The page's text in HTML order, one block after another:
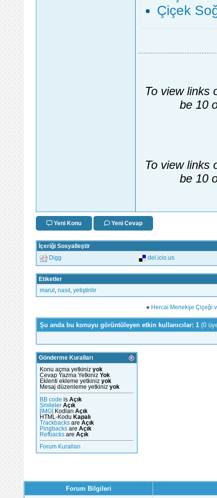
Çiçek
To view links
be 10
To view links
be 10
Yeni Konu Yeni Cevap
İçeriği Sosyalleştir
Digg del.icio.us
Etiketler
marul
nasıl yetiştirilir
« Hercai Menekşe Çiçeği
Şu anda bu konuyu görüntüleyen etkin kullanıcılar: 1 (0
Gönderme Kuralları
Konu açma yetkiniz yok
Cevap Yazma Yetkiniz Yok
Eklenti ekleme yetkiniz yok
Mesaj düzenleme yetkiniz yok
BB code is Açık
Smileler Açık
[IMG] Kodları Açık
HTML-Kodu Kapalı
Trackbacks are Açık
Pingbacks are Açık
Refbacks are Açık
Forum Kuralları
Forum Bilgileri